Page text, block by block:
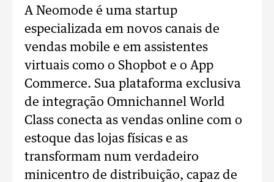
A Neomode é uma startup
especializada em novos canais de
vendas mobile e em assistentes
virtuais como o Shopbot e o App
Commerce. Sua plataforma exclusiva
de integração Omnichannel World
Class conecta as vendas online com o
estoque das lojas físicas e as
transformam num verdadeiro
minicentro de distribuição, capaz de